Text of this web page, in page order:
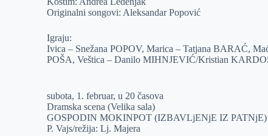
Originalni songovi: Aleksandar Popović
Igraju:
Ivica – Snežana POPOV, Marica – Tatjana BARAĆ,
POŠA, Veštica – Danilo MIHNJEVIĆ/Kristian
subota, 1. februar, u 20 časova
Dramska scena (Velika sala)
GOSPODIN MOKINPOT (IZBAVLjENjE IZ PATNjE)
P. Vajs/režija: Lj. Majera